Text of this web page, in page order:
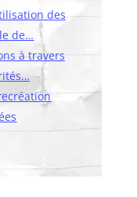
des
de…
à travers